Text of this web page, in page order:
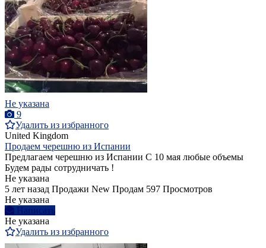
Не указана
9
Удалить из избранного
United Kingdom
Продаем черешню из Испании
Предлагаем черешню из Испании С 10 мая любые объемы
Будем рады сотрудничать !
Не указана
5 лет назад Продажи New Продам 597 Просмотров
Не указана
Написать
Не указана
Удалить из избранного